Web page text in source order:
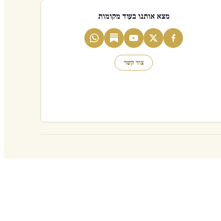
מצא אותנו בעוד מקומות
צור קשר